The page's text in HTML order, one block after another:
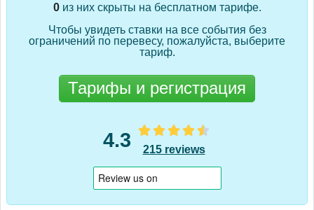
0из них скрыты на бесплатном тарифе.
Чтобы увидеть ставки на все события без
ограничений по перевесу, пожалуйста, выберите
тариф.
Тарифы и регистрация
4.3 215 reviews